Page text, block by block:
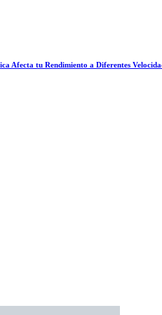
Afecta tu Rendimiento a Diferentes